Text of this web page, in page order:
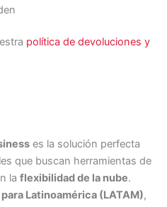
política de devoluciones y
es la solución perfecta
que buscan herramientas de
la flexibilidad de la nube.
Latinoamérica (LATAM),